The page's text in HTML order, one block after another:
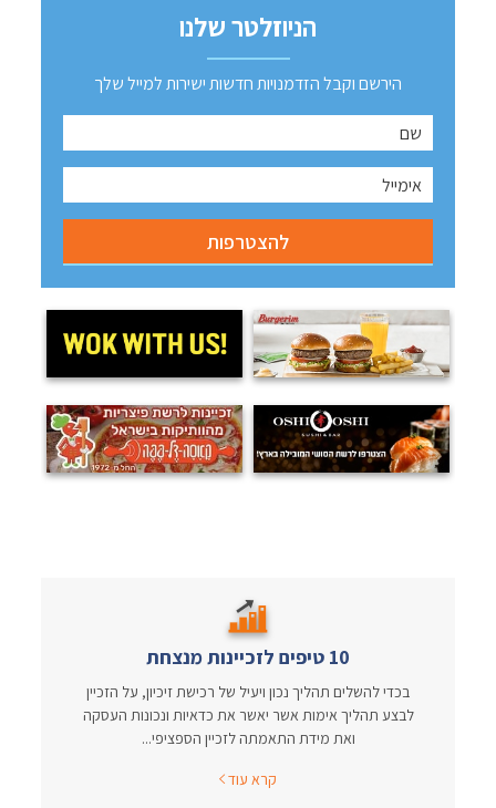
הניוזלטר שלנו
הירשם וקבל הזדמנויות חדשות ישירות למייל שלך
10 טיפים לזכיינות מנצחת
בכדי להשלים תהליך נכון ויעיל של רכישת זיכיון, על הזכיין
לבצע תהליך אימות אשר יאשר את כדאיות ונכונות העסקה
ואת מידת התאמתה לזכיין הספציפי...
קרא עוד